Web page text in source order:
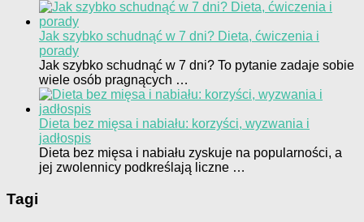
Jak szybko schudnąć w 7 dni? Dieta, ćwiczenia i
porady
Jak szybko schudnąć w 7 dni? To pytanie zadaje sobie
wiele osób pragnących …
Dieta bez mięsa i nabiału: korzyści, wyzwania i
jadłospis
Dieta bez mięsa i nabiału zyskuje na popularności, a
jej zwolennicy podkreślają liczne …
Tagi